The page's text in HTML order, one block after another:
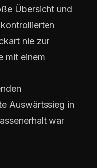
Übersicht und
nie zur
mit einem
Auswärtssieg in
war